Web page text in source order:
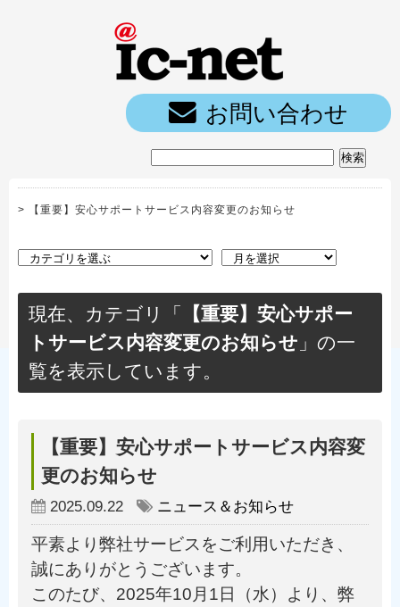
お問い合わせ
> 【重要】安心サポートサービス内容変更のお知らせ
現在、カテゴリ「
【重要】安心サポー
トサービス内容変更のお知らせ 」の一
覧を表示しています。
【重要】安心サポートサービス内容変
更のお知らせ
2025.09.22 ニュース＆お知らせ
平素より弊社サービスをご利用いただき、
誠にありがとうございます。
このたび、2025年10月1日（水）より、弊